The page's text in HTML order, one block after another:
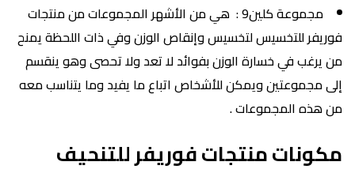
مجموعة كلين9 : هي من الأشهر المجموعات من منتجات
فوريفر للتخسيس لتخسيس وإنقاص الوزن وفي ذات اللحظة يمنح
من يرغب في خسارة الوزن بفوائد لا تعد ولا تحصى وهو ينقسم
إلى مجموعتين ويمكن للأشخاص اتباع ما يفيد وما يتناسب معه
من هذه المجموعات .
مكونات منتجات فوريفر للتنحيف